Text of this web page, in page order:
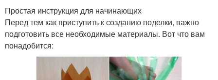
Простая инструкция для начинающих
Перед тем как приступить к созданию поделки, важно
подготовить все необходимые материалы. Вот что вам
понадобится: